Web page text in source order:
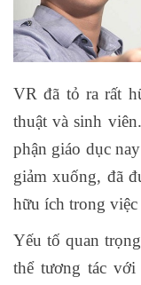
VR đã tỏ ra rất
thuật và sinh
phận giáo dục
giảm xuống, đã
hữu ích trong việc
Yếu tố quan
thể tương tác